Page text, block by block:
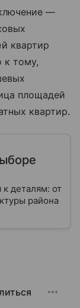
—
квартир
к тому,
площадей
квартир.
деталям: от
района